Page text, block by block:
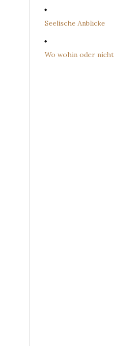
Seelische Anblicke
Wo wohin oder nicht